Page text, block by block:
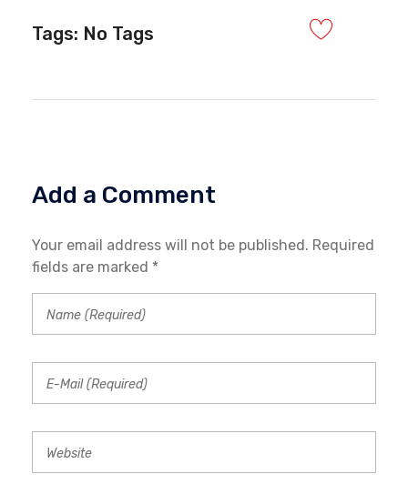
Tags: No Tags
Add a Comment
Your email address will not be published. Required
fields are marked *